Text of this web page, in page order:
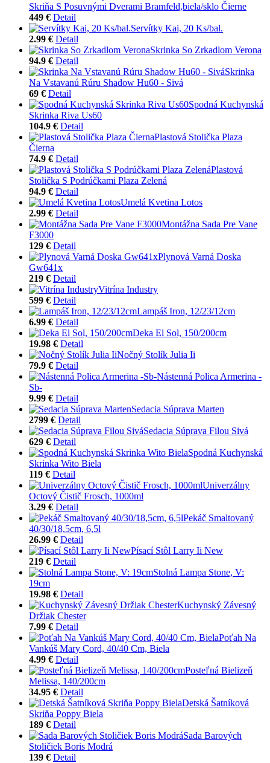
Skriňa S Posuvnými Dverami Bramfeld,biela/sklo Čierne
449 € Detail
Servítky Kai, 20 Ks/bal.
2.99 € Detail
Skrinka So Zrkadlom Verona
94.9 € Detail
Skrinka
Na Vstavanú Rúru Shadow Hu60 - Sivá
69 € Detail
Spodná Kuchynská
Skrinka Riva Us60
104.9 € Detail
Plastová Stolička Plaza
Čierna
74.9 € Detail
Plastová
Stolička S Podrúčkami Plaza Zelená
94.9 € Detail
Umelá Kvetina Lotos
2.99 € Detail
Montážna Sada Pre Vane
F3000
129 € Detail
Plynová Varná Doska
Gw641x
219 € Detail
Vitrína Industry
599 € Detail
Lampáš Iron, 12/23/12cm
6.99 € Detail
Deka El Sol, 150/200cm
19.98 € Detail
Nočný Stolík Julia Ii
79.9 € Detail
Nástenná Polica Armerina -
Sb-
9.99 € Detail
Sedacia Súprava Marten
2799 € Detail
Sedacia Súprava Filou Sivá
629 € Detail
Spodná Kuchynská
Skrinka Wito Biela
119 € Detail
Univerzálny
Octový Čistič Frosch, 1000ml
3.29 € Detail
Pekáč Smaltovaný
40/30/18,5cm, 6,5l
26.99 € Detail
Písací Stôl Larry Ii New
219 € Detail
Stolná Lampa Stone, V:
19cm
19.98 € Detail
Kuchynský Závesný
Držiak Chester
7.99 € Detail
Poťah Na
Vankúš Mary Cord, 40/40 Cm, Biela
4.99 € Detail
Posteľná Bielizeň
Melissa, 140/200cm
34.95 € Detail
Detská Šatníková
Skriňa Poppy Biela
189 € Detail
Sada Barových
Stoličiek Boris Modrá
139 € Detail